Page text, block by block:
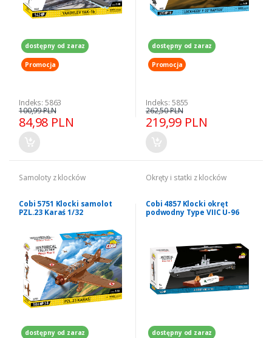
dostępny od zaraz
Promocja
Indeks: 5863
84,98 PLN
100,99 PLN
dostępny od zaraz
Promocja
Indeks: 5855
219,99 PLN
262,50 PLN
Samoloty z klocków
Cobi 5751 Klocki samolot
PZL.23 Karaś 1/32
dostępny od zaraz
Okręty i statki z klocków
Cobi 4857 Klocki okręt
podwodny Type VIIC U-96
dostępny od zaraz